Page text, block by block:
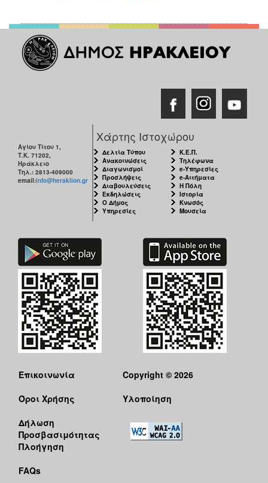
Αγίου Τίτου 1,
Τ.Κ. 71202,
Ηράκλειο
Τηλ.: 2813-409000
email:info@heraklion.gr
Χάρτης Ιστοχώρου
Δελτία Τύπου
Ανακοινώσεις
Διαγωνισμοί
Προσλήψεις
Διαβουλεύσεις
Εκδηλώσεις
Ο Δήμος
Υπηρεσίες
Κ.Ε.Π.
Τηλέφωνα
e-Υπηρεσίες
e-Αιτήματα
Η Πόλη
Ιστορία
Κνωσός
Μουσεία
Επικοινωνία
Όροι Χρήσης
Δήλωση
Προσβασιμότητας
Πλοήγηση
FAQs
Copyright © 2026
Υλοποίηση